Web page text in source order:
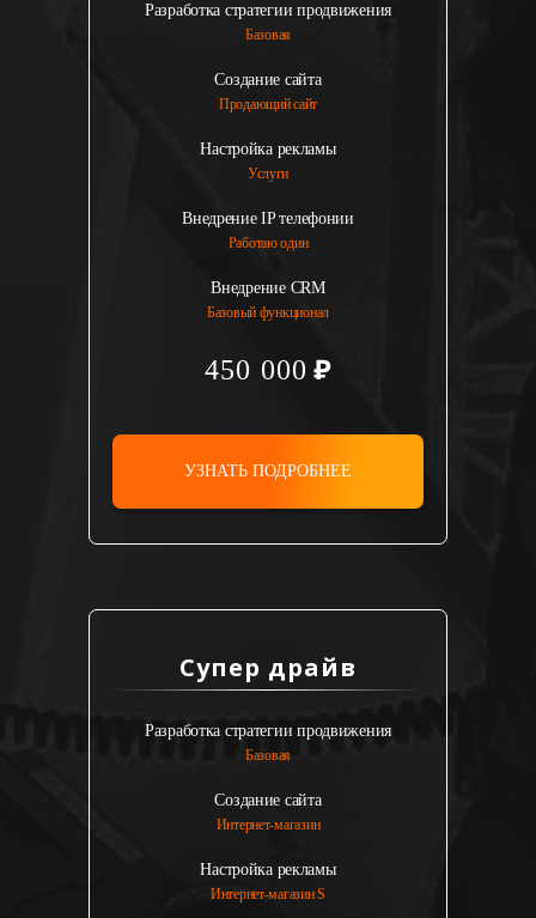
Разработка стратегии продвижения
Базовая
Создание сайта
Продающий сайт
Настройка рекламы
Услуги
Внедрение IP телефонии
Работаю один
Внедрение CRM
Базовый функционал
450 000
УЗНАТЬ ПОДРОБНЕЕ
Супер драйв
Разработка стратегии продвижения
Базовая
Создание сайта
Интернет-магазин
Настройка рекламы
Интернет-магазин S